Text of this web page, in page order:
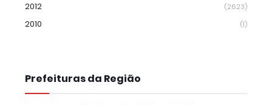
2012 (2623)
2010 (1)
Prefeituras da Região